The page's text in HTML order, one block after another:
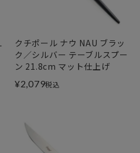
クチポール ナウ NAU ブラッ
ク／シルバー テーブルスプー
ン 21.8cm マット仕上げ
¥2,079税込